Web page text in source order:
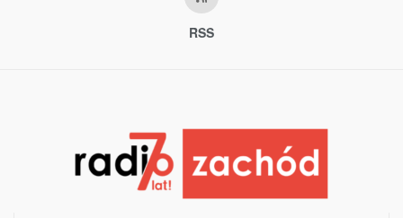
RSS